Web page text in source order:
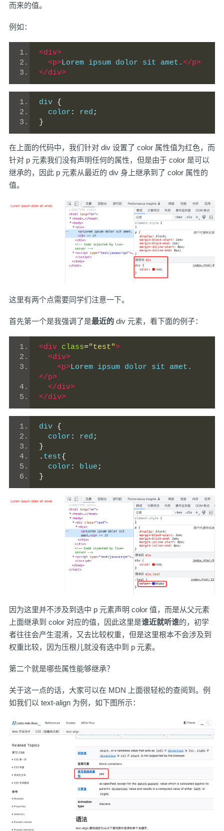
而来的值。
例如：
<div>
<p>Lorem ipsum dolor sit amet.</p>
</div>
div {
  color
: red ;
}
在上面的代码中，我们针对 div 设置了 color 属性值为红色，而
针对 p 元素我们没有声明任何的属性，但是由于 color 是可以
继承的，因此 p 元素从最近的 div 身上继承到了 color 属性的
值。
这里有两个点需要同学们注意一下。
首先第一个是我强调了是最近的 div 元素，看下面的例子：
<div class="test">
<div>
<p>Lorem ipsum dolor sit amet.
</p>
</div>
</div>
div {
  color
: red ;
}
. test{
  color
: blue ;
}
因为这里并不涉及到选中 p 元素声明 color 值，而是从父元素
上面继承到 color 对应的值，因此这里是谁近就听谁的，初学
者往往会产生混淆，又去比较权重，但是这里根本不会涉及到
权重比较，因为压根儿就没有选中到 p 元素。
第二个就是哪些属性能够继承？
关于这一点的话，大家可以在 MDN 上面很轻松的查阅到。例
如我们以 text-align 为例，如下图所示：